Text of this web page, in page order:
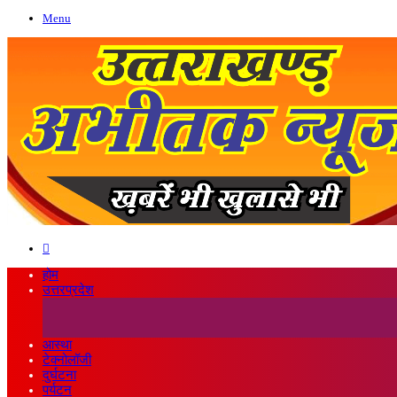
Menu
होम
उत्तरप्रदेश
आस्था
टेक्नोलॉजी
दुर्घटना
पर्यटन